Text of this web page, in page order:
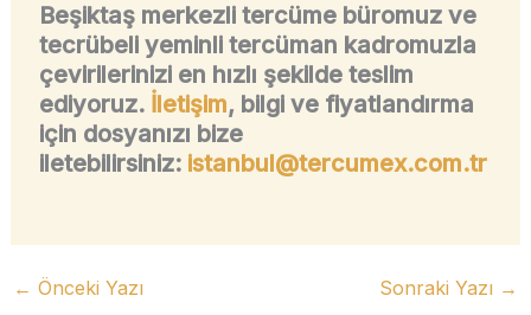
Beşiktaş merkezli tercüme büromuz ve
tecrübeli yeminli tercüman kadromuzla
çevirilerinizi en hızlı şekilde teslim
ediyoruz. İletişim, bilgi ve fiyatlandırma
için dosyanızı bize
iletebilirsiniz: istanbul@tercumex.com.tr
← Önceki Yazı Sonraki Yazı →